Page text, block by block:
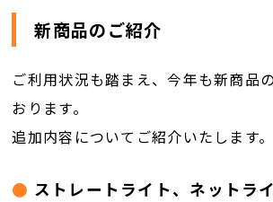
新商品のご紹介
ご利用状況も踏まえ、今年も新商品
おります。
追加内容についてご紹介いたします。
ストレートライト、ネットラ